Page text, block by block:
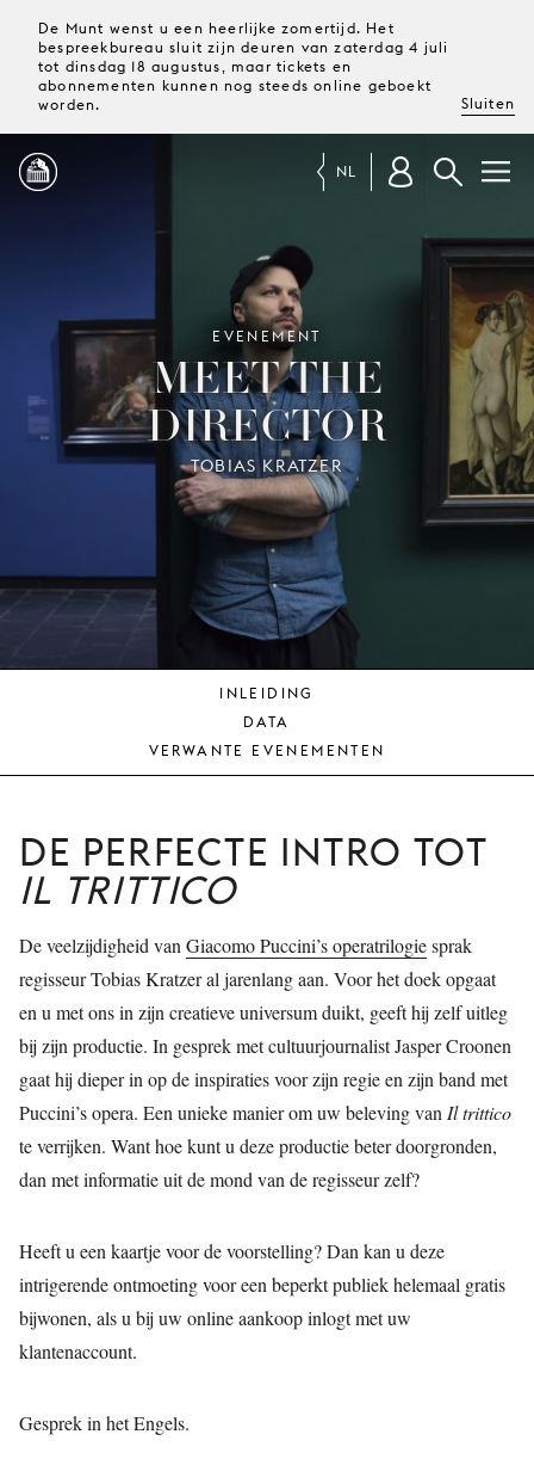
De Munt wenst u een heerlijke zomertijd. Het
bespreekbureau sluit zijn deuren van zaterdag 4 juli
tot dinsdag 18 augustus, maar tickets en
abonnementen kunnen nog steeds online geboekt
worden.
Sluiten
PROGRAMMA
MAGAZINE
TICKETS &
ABONNEMENTEN
UW
BEZOEK
JONG
PUBLIEK
DE
NL
EVENEMENT
MEET THE
DIRECTOR
TOBIAS KRATZER
INLEIDING
DATA
VERWANTE EVENEMENTEN
DE PERFECTE INTRO TOT
IL TRITTICO
De veelzijdigheid van Giacomo Puccini’s operatrilogiesprak
regisseur Tobias Kratzer al jarenlang aan. Voor het doek opgaat
en u met ons in zijn creatieve universum duikt, geeft hij zelf uitleg
bij zijn productie. In gesprek met cultuurjournalist Jasper Croonen
gaat hij dieper in op de inspiraties voor zijn regie en zijn band met
Puccini’s opera. Een unieke manier om uw beleving van Il trittico
te verrijken. Want hoe kunt u deze productie beter doorgronden,
dan met informatie uit de mond van de regisseur zelf?
Heeft u een kaartje voor de voorstelling? Dan kan u deze
intrigerende ontmoeting voor een beperkt publiek helemaal gratis
bijwonen, als u bij uw online aankoop inlogt met uw
klantenaccount.
Gesprek in het Engels.